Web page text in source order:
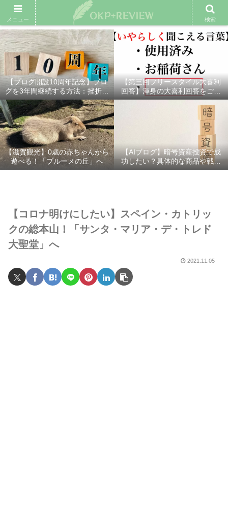
雑記ブログ プロフィール 余興動画 ベスト大喜利 スポ
【ブログ開設10周年記念】ブロ
グを3年間継続する方法：挫折し
ないための7つの秘訣
【第三回フリースタイル大喜利
回答】渾身の大喜利回答をご紹
介！
【滋賀観光】0歳の赤ちゃんから
遊べる！「ブルーメの丘」へ
【AIブログ】暗号資産投資で成
功したい？具体的な商品や戦略
を分かりやすく解説！
【コロナ明けにしたい】スペイン・カトリッ
クの総本山！「サンタ・マリア・デ・トレド
大聖堂」へ
2021.11.05
メニュー 検索